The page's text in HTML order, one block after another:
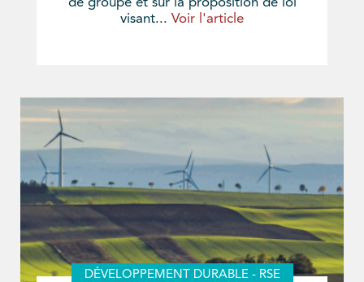
de groupe et sur la proposition de loi
visant... Voir l'article
DÉVELOPPEMENT DURABLE - RSE